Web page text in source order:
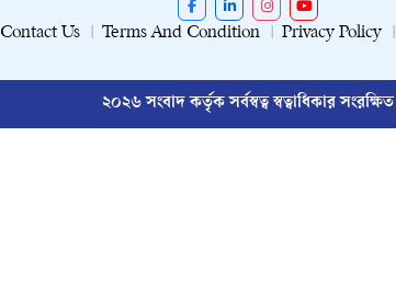
Contact Us Terms And Condition Privacy Policy
২০২৬ সংবাদ কর্তৃক সর্বস্বত্ব স্বত্বাধিকার সংরক্ষিত